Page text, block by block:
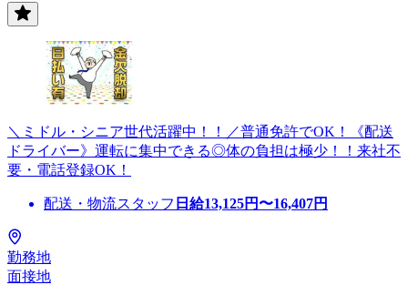
＼ミドル・シニア世代活躍中！！／普通免許でOK！《配送
ドライバー》運転に集中できる◎体の負担は極少！！来社不
要・電話登録OK！
配送・物流スタッフ 日給13,125円〜16,407円
勤務地
面接地